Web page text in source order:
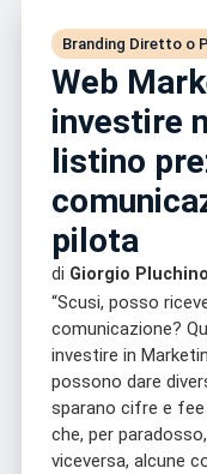
Branding Diretto o
Web
investire
listino
pilota
di Giorgio Pluchino
“Scusi, posso
comunicazione?
investire in
possono dare
sparano cifre e
che, per
viceversa, alcune